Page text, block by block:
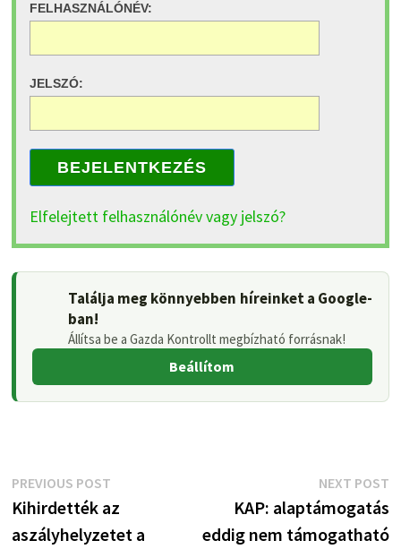
FELHASZNÁLÓNÉV:
JELSZÓ:
BEJELENTKEZÉS
Elfelejtett felhasználónév vagy jelszó?
Találja meg könnyebben híreinket a Google-
ban!
Állítsa be a Gazda Kontrollt megbízható forrásnak!
Beállítom
Bejegyzés
navigáció
PREVIOUS POSTPrevious
post:
Kihirdették az
aszályhelyzetet a
NEXT POST
KAP: alaptámogatás
eddig nem támogatható